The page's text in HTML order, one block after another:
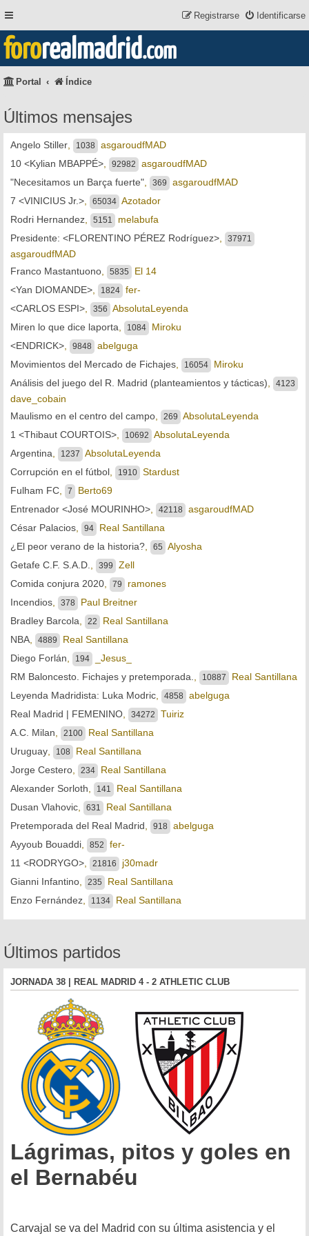
Identificarse
Registrarse
fororealmadrid.com
Portal Índice
Últimos mensajes
Angelo Stiller 1038
asgaroudfMAD
10 <Kylian MBAPPÉ>
92982
asgaroudfMAD
"Necesitamos un Barça fuerte"
369
asgaroudfMAD
7 <VINICIUS Jr.>
65034 Azotador
Rodri Hernandez
5151
melabufa
Presidente: <FLORENTINO PÉREZ Rodríguez>
37971
asgaroudfMAD
Franco Mastantuono
5835
El 14
<Yan DIOMANDE>
1824
fer-
<CARLOS ESPI>
356
AbsolutaLeyenda
Miren lo que dice laporta
1084
Miroku
<ENDRICK>
9848
abelguga
Movimientos del Mercado de Fichajes
16054
Miroku
Análisis del juego del R. Madrid (planteamientos y tácticas)
4123
dave_cobain
Maulismo en el centro del campo
269
AbsolutaLeyenda
1 <Thibaut COURTOIS>
10692
AbsolutaLeyenda
Argentina
1237
AbsolutaLeyenda
Corrupción en el fútbol
1910
Stardust
Fulham FC
7
Berto69
Entrenador <José MOURINHO>
42118
asgaroudfMAD
César Palacios
94
Real Santillana
¿El peor verano de la historia?
65
Alyosha
Getafe C.F. S.A.D.
399
Zell
Comida conjura 2020
79
ramones
Incendios
378
Paul Breitner
Bradley Barcola
22
Real Santillana
NBA
4889
Real Santillana
Diego Forlán
194
_Jesus_
RM Baloncesto. Fichajes y pretemporada.
10887
Real Santillana
Leyenda Madridista: Luka Modric
4858
abelguga
Real Madrid | FEMENINO
34272
Tuiriz
A.C. Milan
2100
Real Santillana
Uruguay
108
Real Santillana
Jorge Cestero
234
Real Santillana
Alexander Sorloth
141
Real Santillana
Dusan Vlahovic
631
Real Santillana
Pretemporada del Real Madrid
918
abelguga
Ayyoub Bouaddi
852
fer-
11 <RODRYGO>
21816
j30madr
Gianni Infantino
235
Real Santillana
Enzo Fernández
1134 Real Santillana
Últimos partidos
JORNADA 38 | REAL MADRID 4 - 2 ATHLETIC CLUB
Lágrimas, pitos y goles en
el Bernabéu
Carvajal se va del Madrid con su última asistencia y el